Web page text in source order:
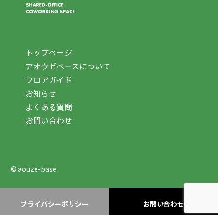
トップページ
アオウゼベースについて
フロアガイド
お知らせ
よくある質問
お問い合わせ
© aouze-base
プライバシーポリシー お問い合わせ